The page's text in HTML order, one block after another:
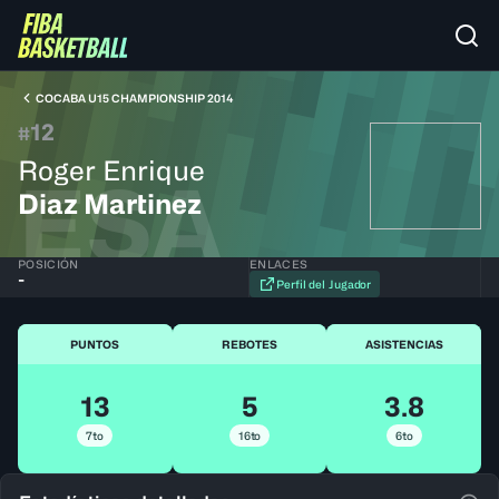
COCABA U15 CHAMPIONSHIP 2014
#12
Roger Enrique
Diaz Martinez
ESA
POSICIÓN
-
ENLACES
Perfil del Jugador
PUNTOS
13
7to
REBOTES
5
16to
ASISTENCIAS
3.8
6to